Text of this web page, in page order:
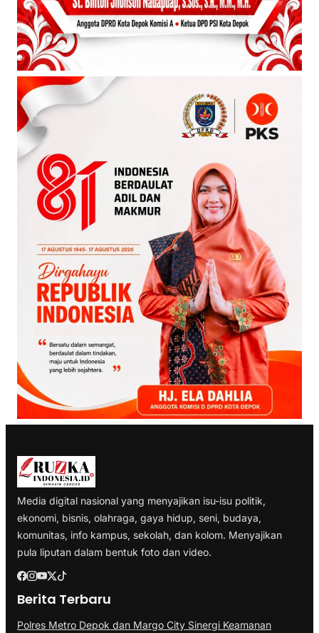
Media digital nasional yang menyajikan isu-isu politik,
ekonomi, bisnis, olahraga, gaya hidup, seni, budaya,
komunitas, info kampus, sekolah, dan kolom. Menyajikan
pula liputan dalam bentuk foto dan video.
Berita Terbaru
Polres Metro Depok dan Margo City Sinergi Keamanan